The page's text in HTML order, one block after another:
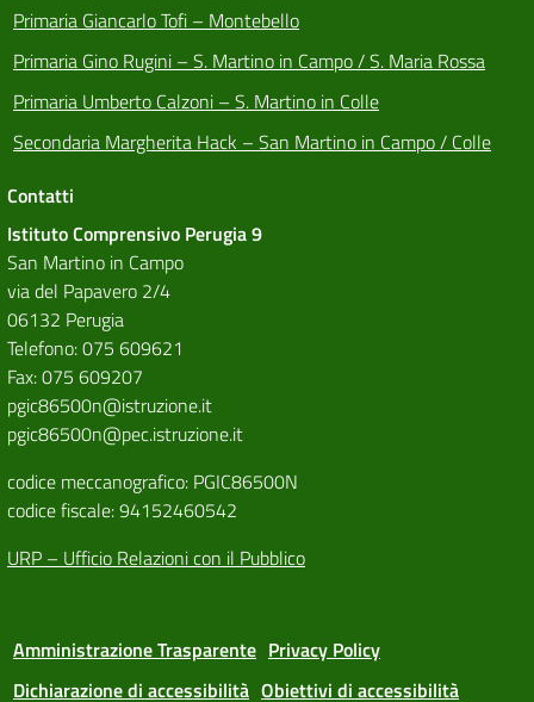
Primaria Giancarlo Tofi – Montebello
Primaria Gino Rugini – S. Martino in Campo / S. Maria Rossa
Primaria Umberto Calzoni – S. Martino in Colle
Secondaria Margherita Hack – San Martino in Campo / Colle
Contatti
Istituto Comprensivo Perugia 9
San Martino in Campo
via del Papavero 2/4
06132 Perugia
Telefono: 075 609621
Fax: 075 609207
pgic86500n@istruzione.it
pgic86500n@pec.istruzione.it
codice meccanografico: PGIC86500N
codice fiscale: 94152460542
URP – Ufficio Relazioni con il Pubblico
Amministrazione Trasparente Privacy Policy
Dichiarazione di accessibilità Obiettivi di accessibilità